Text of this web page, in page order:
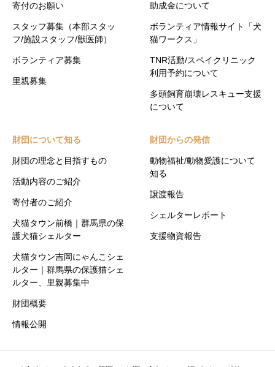
寄付のお願い
スタッフ募集（本部スタッ
フ/施設スタッフ/獣医師）
ボランティア募集
里親募集
助成金について
ボランティア情報サイト「犬
猫ワークス」
TNR活動/スペイクリニック
利用予約について
多頭飼育崩壊レスキュー支援
について
財団について知る
財団の理念と目指すもの
活動内容のご紹介
寄付者のご紹介
犬猫タウン前橋｜群馬県の保
護犬猫シェルター
犬猫タウン吉岡にゃんこシェ
ルター｜群馬県の保護猫シェ
ルター、里親募集中
財団概要
情報公開
財団からの発信
動物福祉/動物愛護について
知る
譲渡報告
シェルターレポート
支援物資報告